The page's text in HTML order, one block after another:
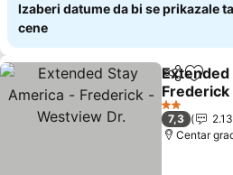
Izaberi datume da bi se prikazale
cene
Deli
Pogledaj
2 Zvezdice
7,3
Centar